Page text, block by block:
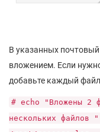
В указанных
вложением. Если
добавьте каждый
# echo "Вложены 2
нескольких